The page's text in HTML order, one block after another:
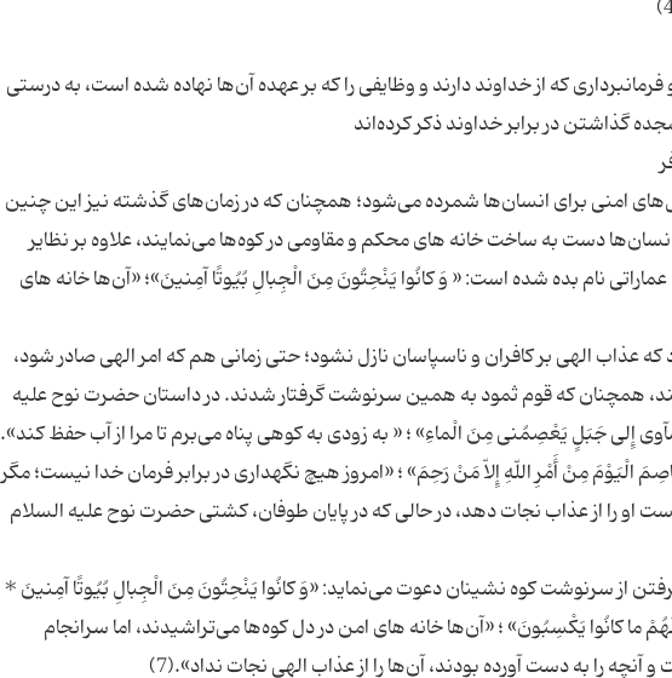
که از خداوند دارند و وظایفی را که بر عهده آن‌ها نهاده شده است، به درستی
امنی برای انسان‌ها شمرده می‌شود؛ همچنان که در زمان‌های گذشته نیز این چنین
دست به ساخت خانه های محکم و مقاومی در کوه‌ها می‌نمایند، علاوه بر نظایر
نام بده شده است: « وَ کانُوا یَنْحِتُونَ مِنَ الْجِبالِ بُیُوتًا آمِنینَ»؛ «آن‌ها خانه های
عذاب الهی بر کافران و ناسپاسان نازل نشود؛ حتی زمانی هم که امر الهی صادر شود،
همچنان که قوم ثمود به همین سرنوشت گرفتار شدند. در داستان حضرت نوح علیه
الْیَوْمَ مِنْ أَمْرِ اللّهِ إِلاّ مَنْ رَحِمَ» ؛ «امروز هیچ نگهداری در برابر فرمان خدا نیست؛ مگر
کند».(6) اما کوه نتوانست او را از عذاب نجات دهد، در حالی که در پایان طوفان، کشتی حضرت نوح علیه السلام
از سرنوشت کوه نشینان دعوت می‌نماید: «وَ کانُوا یَنْحِتُونَ مِنَ الْجِبالِ بُیُوتًا آمِنینَ *
کانُوا یَکْسِبُونَ» ؛ «آن‌ها خانه های امن در دل کوه‌ها می‌تراشیدند، اما سرانجام